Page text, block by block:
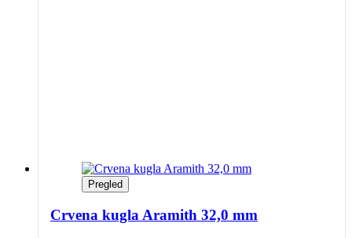
Pregled
Crvena kugla Aramith 32,0 mm